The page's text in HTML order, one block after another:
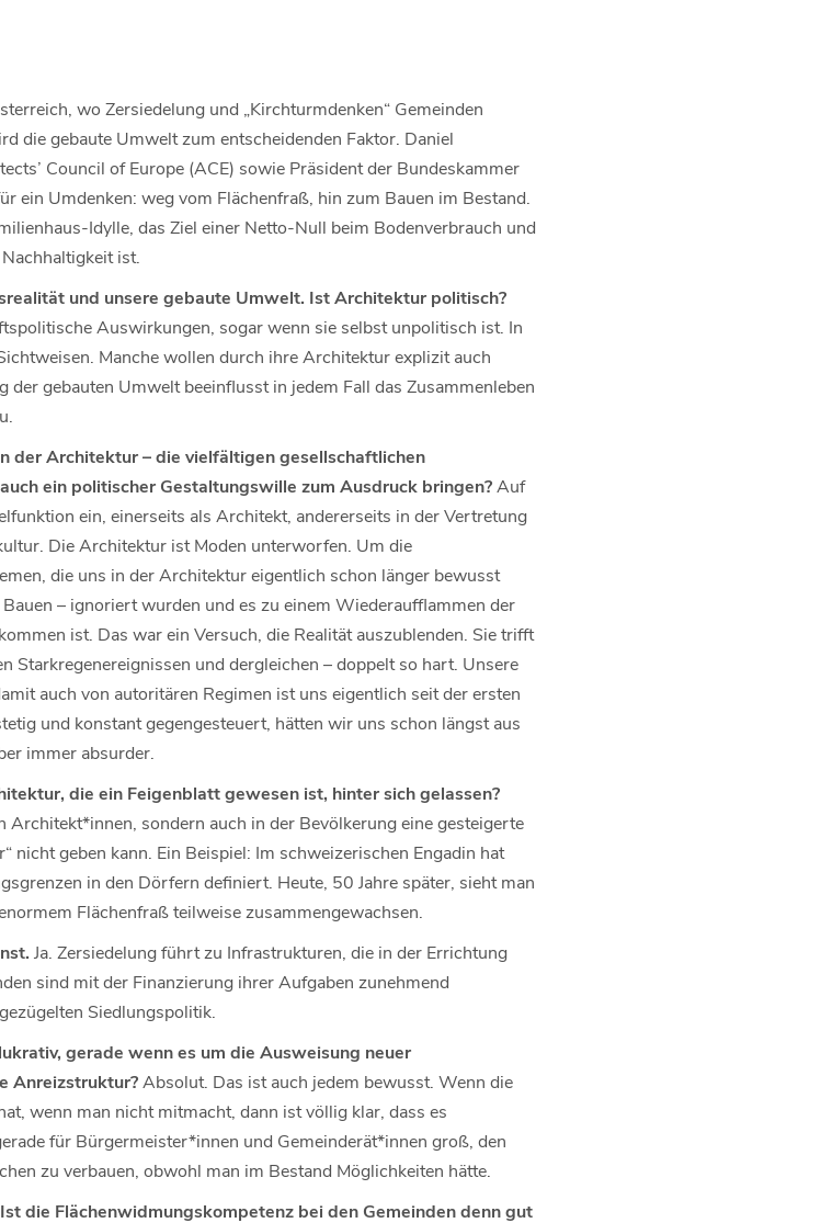
wo Zersiedelung und „Kirchturmdenken“ Gemeinden
die gebaute Umwelt zum entscheidenden Faktor. Daniel
Council of Europe (ACE) sowie Präsident der Bundeskammer
ein Umdenken: weg vom Flächenfraß, hin zum Bauen im Bestand.
Idylle, das Ziel einer Netto-Null beim Bodenverbrauch und
ist.
und unsere gebaute Umwelt. Ist Architektur politisch?
Auswirkungen, sogar wenn sie selbst unpolitisch ist. In
Manche wollen durch ihre Architektur explizit auch
gebauten Umwelt beeinflusst in jedem Fall das Zusammenleben
der Architektur – die vielfältigen gesellschaftlichen
ein politischer Gestaltungswille zum Ausdruck bringen? Auf
ein, einerseits als Architekt, andererseits in der Vertretung
Die Architektur ist Moden unterworfen. Um die
die uns in der Architektur eigentlich schon länger bewusst
– ignoriert wurden und es zu einem Wiederaufflammen der
ist. Das war ein Versuch, die Realität auszublenden. Sie trifft
Starkregenereignissen und dergleichen – doppelt so hart. Unsere
auch von autoritären Regimen ist uns eigentlich seit der ersten
und konstant gegengesteuert, hätten wir uns schon längst aus
immer absurder.
die ein Feigenblatt gewesen ist, hinter sich gelassen?
Architekt*innen, sondern auch in der Bevölkerung eine gesteigerte
nicht geben kann. Ein Beispiel: Im schweizerischen Engadin hat
in den Dörfern definiert. Heute, 50 Jahre später, sieht man
Flächenfraß teilweise zusammengewachsen.
Ja. Zersiedelung führt zu Infrastrukturen, die in der Errichtung
sind mit der Finanzierung ihrer Aufgaben zunehmend
Siedlungspolitik.
gerade wenn es um die Ausweisung neuer
Anreizstruktur? Absolut. Das ist auch jedem bewusst. Wenn die
wenn man nicht mitmacht, dann ist völlig klar, dass es
für Bürgermeister*innen und Gemeinderät*innen groß, den
zu verbauen, obwohl man im Bestand Möglichkeiten hätte.
die Flächenwidmungskompetenz bei den Gemeinden denn gut